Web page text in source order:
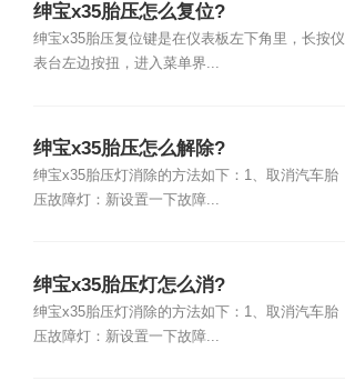
绅宝x35胎压怎么复位?
绅宝x35胎压复位键是在仪表板左下角里，长按仪
表台左边按扭，进入菜单界...
绅宝x35胎压怎么解除?
绅宝x35胎压灯消除的方法如下：1、取消汽车胎
压故障灯：新设置一下故障...
绅宝x35胎压灯怎么消?
绅宝x35胎压灯消除的方法如下：1、取消汽车胎
压故障灯：新设置一下故障...